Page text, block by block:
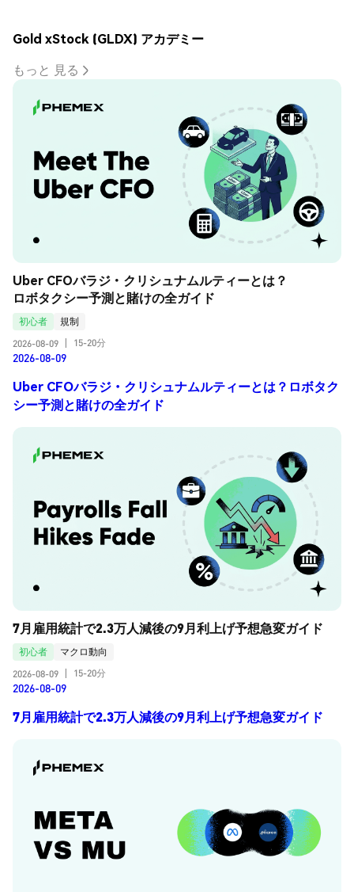
Gold xStock (GLDX) アカデミー
もっと 見る
Uber CFOバラジ・クリシュナムルティーとは？
ロボタクシー予測と賭けの全ガイド
初心者
規制
2026-08-09
15-20分
2026-08-09
Uber CFOバラジ・クリシュナムルティーとは？ロボタク
シー予測と賭けの全ガイド
7月雇用統計で2.3万人減後の9月利上げ予想急変ガイド
初心者
マクロ動向
2026-08-09
15-20分
2026-08-09
7月雇用統計で2.3万人減後の9月利上げ予想急変ガイド